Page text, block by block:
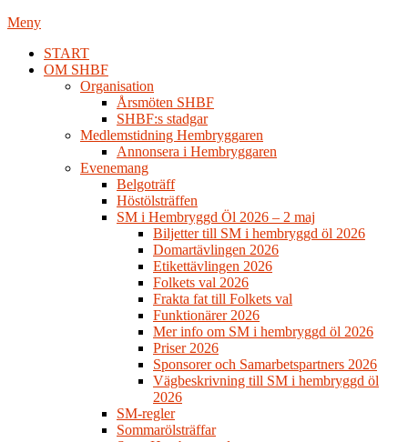
Meny
START
OM SHBF
Organisation
Årsmöten SHBF
SHBF:s stadgar
Medlemstidning Hembryggaren
Annonsera i Hembryggaren
Evenemang
Belgoträff
Höstölsträffen
SM i Hembryggd Öl 2026 – 2 maj
Biljetter till SM i hembryggd öl 2026
Domartävlingen 2026
Etikettävlingen 2026
Folkets val 2026
Frakta fat till Folkets val
Funktionärer 2026
Mer info om SM i hembryggd öl 2026
Priser 2026
Sponsorer och Samarbetspartners 2026
Vägbeskrivning till SM i hembryggd öl
2026
SM-regler
Sommarölsträffar